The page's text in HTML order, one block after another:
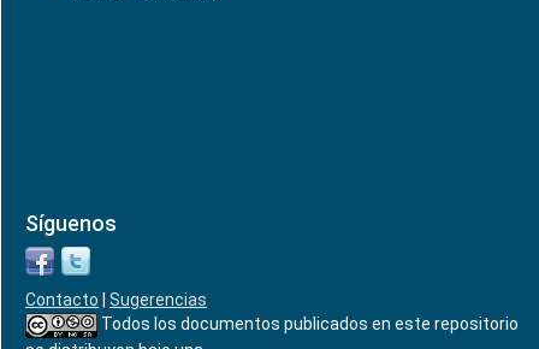
Síguenos
Contacto
Sugerencias
Todos los documentos publicados en este repositorio